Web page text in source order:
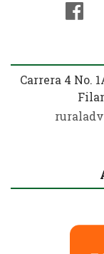
Carrera 4 No.